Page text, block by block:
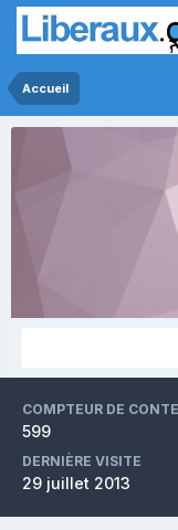
Accueil
COMPTEUR DE
599
DERNIÈRE VISITE
29 juillet 2013